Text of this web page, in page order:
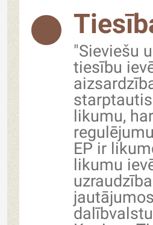
"Sieviešu
tiesību
likumu,
EP ir
likumu